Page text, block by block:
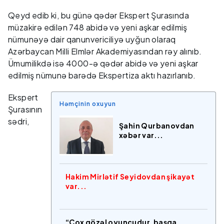
Qeyd edib ki, bu günə qədər Ekspert Şurasında
müzakirə edilən 748 abidə və yeni aşkar edilmiş
nümunəyə dair qanunvericiliyə uyğun olaraq
Azərbaycan Milli Elmlər Akademiyasından rəy alınıb.
Ümumilikdə isə 4000-ə qədər abidə və yeni aşkar
edilmiş nümunə barədə Ekspertiza aktı hazırlanıb.
Həmçinin oxuyun
Şahin Qurbanovdan
xəbər var...
Hakim Mirlətif Seyidovdan şikayət
var...
“Çox gözəl oyunçudur, başqa
Ekspert
Şurasının
sədri,